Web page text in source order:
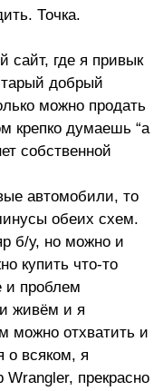
Точка.
сайт, где я привык
добрый
можно продать
крепко думаешь “а
собственной
автомобили, то
обеих схем.
б/у, но можно и
купить что-то
и проблем
живём и я
можно отхватить и
о всяком, я
Wrangler, прекрасно